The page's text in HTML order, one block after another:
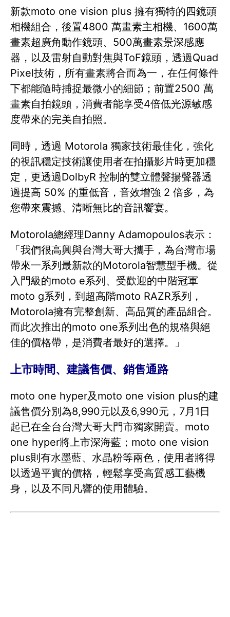
新款moto one vision plus 擁有獨特的四鏡頭
相機組合，後置4800 萬畫素主相機、1600萬
畫素超廣角動作鏡頭、500萬畫素景深感應
器，以及雷射自動對焦與ToF鏡頭，透過Quad
Pixel技術，所有畫素將合而為一，在任何條件
下都能隨時捕捉最微小的細節；前置2500 萬
畫素自拍鏡頭，消費者能享受4倍低光源敏感
度帶來的完美自拍照。
同時，透過 Motorola 獨家技術最佳化，強化
的視訊穩定技術讓使用者在拍攝影片時更加穩
定，更透過DolbyR 控制的雙立體聲揚聲器透
過提高 50% 的重低音，音效增強 2 倍多，為
您帶來震撼、清晰無比的音訊饗宴。
Motorola總經理Danny Adamopoulos表示：
「我們很高興與台灣大哥大攜手，為台灣市場
帶來一系列最新款的Motorola智慧型手機。從
入門級的moto e系列、受歡迎的中階冠軍
moto g系列，到超高階moto RAZR系列，
Motorola擁有完整創新、高品質的產品組合。
而此次推出的moto one系列出色的規格與絕
佳的價格帶，是消費者最好的選擇。」
上市時間、建議售價、銷售通路
moto one hyper及moto one vision plus的建
議售價分別為8,990元以及6,990元，7月1日
起已在全台台灣大哥大門市獨家開賣。moto
one hyper將上市深海藍；moto one vision
plus則有水墨藍、水晶粉等兩色，使用者將得
以透過平實的價格，輕鬆享受高質感工藝機
身，以及不同凡響的使用體驗。